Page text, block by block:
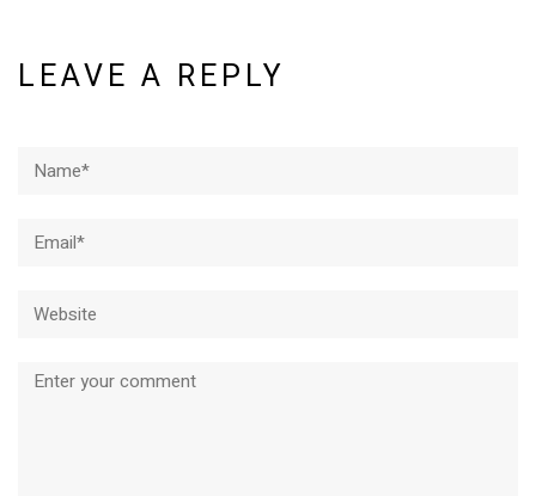
LEAVE A REPLY
Comment